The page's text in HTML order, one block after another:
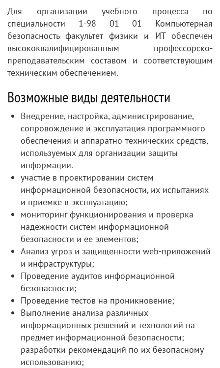
Для организации учебного процесса по
специальности 1-98 01 01 Компьютерная
безопасность факультет физики и ИТ обеспечен
высококвалифицированным профессорско-
преподавательским составом и соответствующим
техническим обеспечением.
Возможные виды деятельности
Внедрение, настройка, администрирование,
сопровождение и эксплуатация программного
обеспечения и аппаратно-технических средств,
используемых для организации защиты
информации.
участие в проектировании систем
информационной безопасности, их испытаниях
и приемке в эксплуатацию;
мониторинг функционирования и проверка
надежности систем информационной
безопасности и ее элементов;
Анализ угроз и защищенности web-приложений
и инфраструктуры;
Проведение аудитов информационной
безопасности;
Проведение тестов на проникновение;
Выполнение анализа различных
информационных решений и технологий на
предмет информационной безопасности;
разработки рекомендаций по их безопасному
использованию;